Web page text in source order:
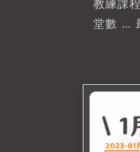
教練課
堂數 …
忙碌了
份了。
身材讓
出自信